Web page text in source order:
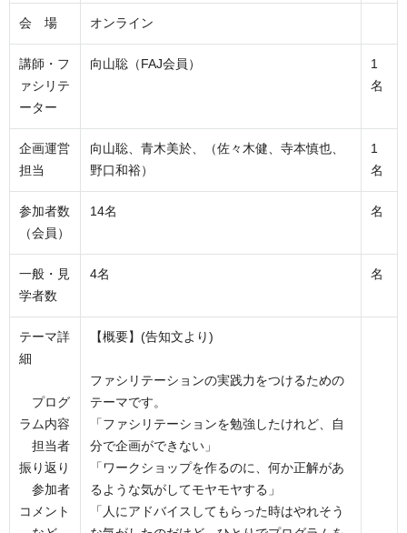
会 場 オンライン
講師・フ
ァシリテ
ーター
向山聡（FAJ会員）
1
名
企画運営
担当
向山聡、青木美於、（佐々木健、寺本慎也、
野口和裕）
1
名
参加者数
（会員）
14名 名
一般・見
学者数
4名 名
テーマ詳
細
プログ
ラム内容
担当者
振り返り
参加者
コメント
【概要】(告知文より)
ファシリテーションの実践力をつけるための
テーマです。
「ファシリテーションを勉強したけれど、自
分で企画ができない」
「ワークショップを作るのに、何か正解があ
るような気がしてモヤモヤする」
「人にアドバイスしてもらった時はやれそう